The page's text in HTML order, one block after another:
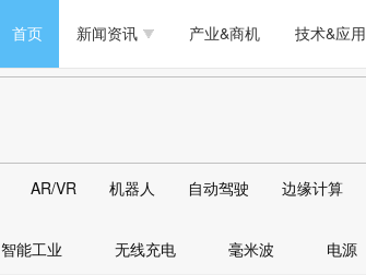
首页 新闻资讯
新能源 人工智能
马达电机技术 物联网
产业&商机 技术&应用
安全
PC/周边 软件/工具
马达电机技术 物联网
大数据/云 边缘计算
存储
DLP
AR/VR/图像/3D
AR/VR 机器人 自动驾驶 边缘计算
智能工业 无线充电 毫米波 电源